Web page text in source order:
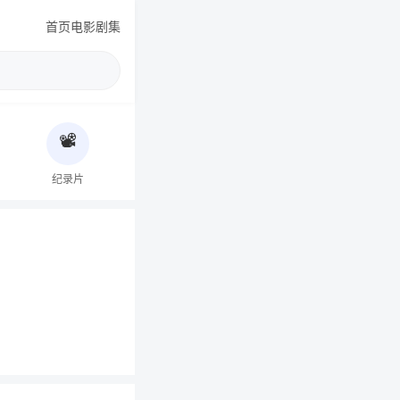
首页电影剧集
📽️
纪录片